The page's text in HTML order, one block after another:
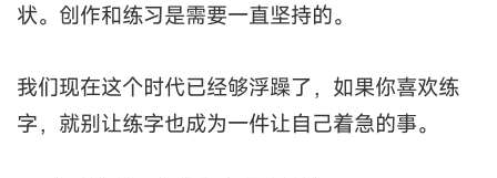
状。创作和练习是需要一直坚持的。
我们现在这个时代已经够浮躁了，如果你喜欢练
字，就别让练字也成为一件让自己着急的事。